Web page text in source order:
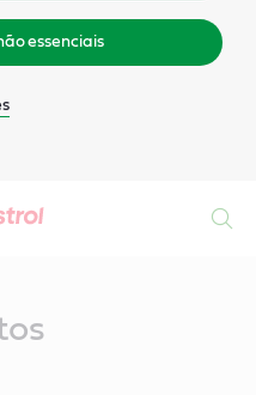
essenciais